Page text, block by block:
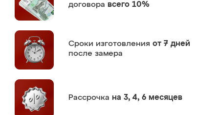
договора всего 10%
Сроки изготовления от 7 дней
после замера
Рассрочка на 3, 4, 6 месяцев